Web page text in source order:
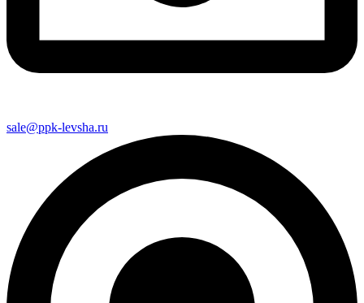
sale@ppk-levsha.ru